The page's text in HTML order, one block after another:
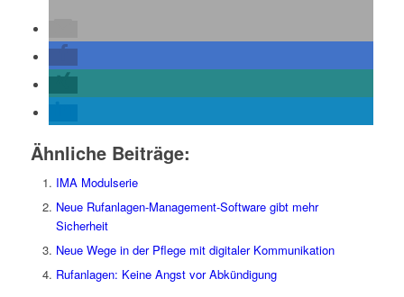
Ähnliche Beiträge:
IMA Modulserie
Neue Rufanlagen-Management-Software gibt mehr
Sicherheit
Neue Wege in der Pflege mit digitaler Kommunikation
Rufanlagen: Keine Angst vor Abkündigung